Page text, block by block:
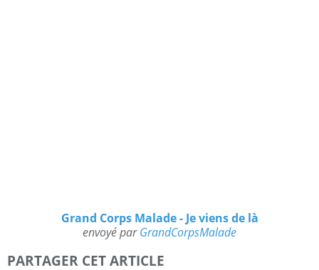
Grand Corps Malade - Je viens de là
envoyé parGrandCorpsMalade
PARTAGER CET ARTICLE